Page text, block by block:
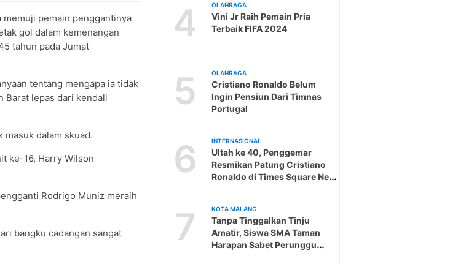
memuji pemain penggantinya
gol dalam kemenangan
tahun pada Jumat
tentang mengapa ia tidak
Barat lepas dari kendali
dalam skuad.
ke-16, Harry Wilson
Rodrigo Muniz meraih
bangku cadangan sangat
4 OLAHRAGA
Vini Jr Raih Pemain Pria
Terbaik FIFA 2024
5 OLAHRAGA
Cristiano Ronaldo Belum
Ingin Pensiun Dari Timnas
Portugal
6 INTERNASIONAL
Ultah ke 40, Penggemar
Resmikan Patung Cristiano
Ronaldo di Times Square New
7 KOTA MALANG
Tanpa Tinggalkan Tinju
Amatir, Siswa SMA Taman
Harapan Sabet Perunggu